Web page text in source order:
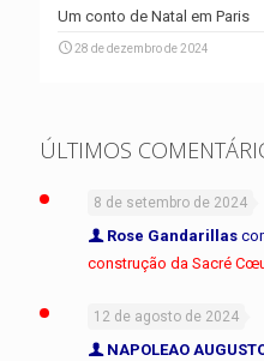
Um conto de Natal em Paris
28 de dezembro de 2024
ÚLTIMOS
8 de setembro de 2024
Rose Gandarillas
construção da Sacré
12 de agosto de 2024
NAPOLEAO